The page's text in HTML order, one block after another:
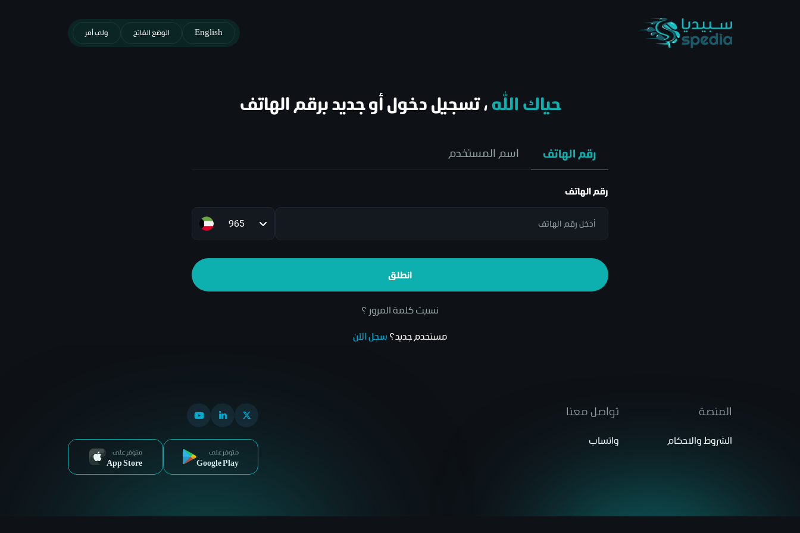
English الوضع الفاتح ولي أمر
حياك الله، تسجيل دخول أو جديد برقم الهاتف
رقم الهاتف اسم المستخدم
رقم الهاتف
965
انطلق
نسيت كلمة المرور ؟
مستخدم جديد؟سجل الآن
المنصة
الشروط والاحكام
تواصل معنا
واتساب
متوفر على
Google Play
متوفر على
App Store